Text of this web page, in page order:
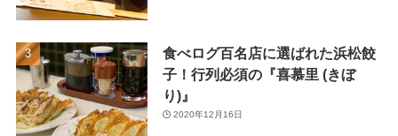
食べログ百名店に選ばれた浜松餃
子！行列必須の『喜慕里 (きぼ
り)』
2020年12月16日